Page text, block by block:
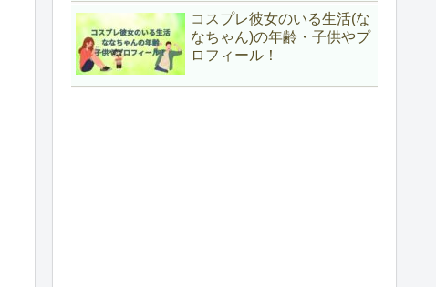
コスプレ彼女のいる生活(な
なちゃん)の年齢・子供やプ
ロフィール！